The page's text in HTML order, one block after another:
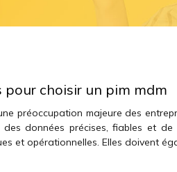
pour choisir un pim mdm
préoccupation majeure des
données précises, fiables et
et opérationnelles. Elles doivent